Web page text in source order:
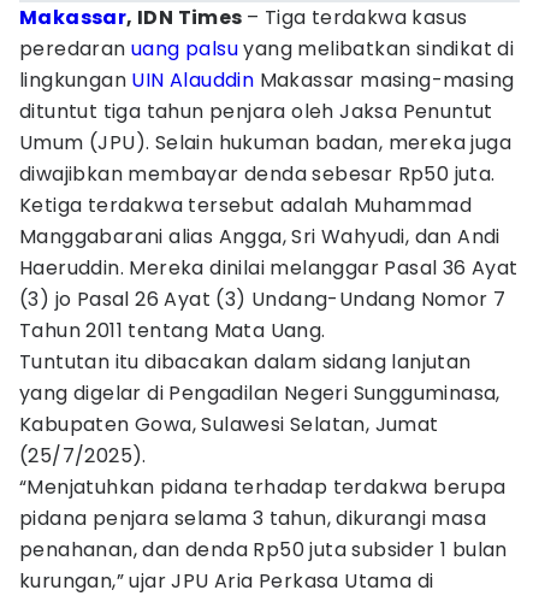
Makassar, IDN Times – Tiga terdakwa kasus
peredaranuang palsuyang melibatkan sindikat di
lingkungan UIN Alauddin Makassar masing-masing
dituntut tiga tahun penjara oleh Jaksa Penuntut
Umum (JPU). Selain hukuman badan, mereka juga
diwajibkan membayar denda sebesar Rp50 juta.
Ketiga terdakwa tersebut adalah Muhammad
Manggabarani alias Angga, Sri Wahyudi, dan Andi
Haeruddin. Mereka dinilai melanggar Pasal 36 Ayat
(3) jo Pasal 26 Ayat (3) Undang-Undang Nomor 7
Tahun 2011 tentang Mata Uang.
Tuntutan itu dibacakan dalam sidang lanjutan
yang digelar di Pengadilan Negeri Sungguminasa,
Kabupaten Gowa, Sulawesi Selatan, Jumat
(25/7/2025).
“Menjatuhkan pidana terhadap terdakwa berupa
pidana penjara selama 3 tahun, dikurangi masa
penahanan, dan denda Rp50 juta subsider 1 bulan
kurungan,” ujar JPU Aria Perkasa Utama di